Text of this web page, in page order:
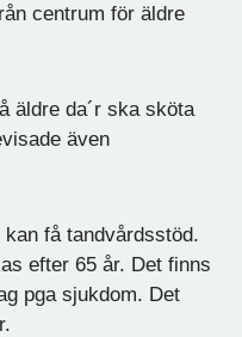
centrum för äldre
äldre da´r ska sköta
även
få tandvårdsstöd.
efter 65 år. Det finns
pga sjukdom. Det